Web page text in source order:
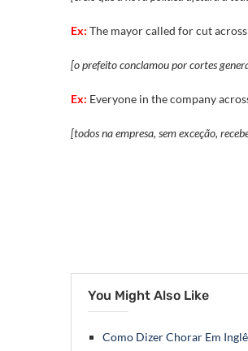
Ex: The mayor called for cut
[o prefeito conclamou por cortes
Ex: Everyone in the company
[todos na empresa, sem exceção,
You Might Also Like
Como Dizer Chorar Em